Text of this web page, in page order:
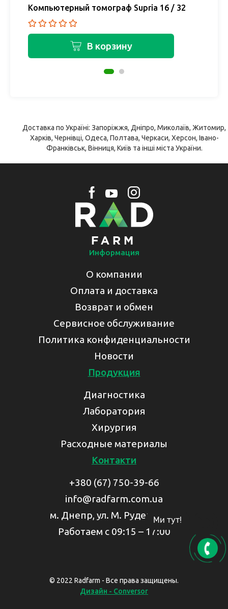
Компьютерный томограф Supria 16 / 32
В корзину
Доставка по Україні: Запоріжжя, Дніпро, Миколаїв, Житомир,
Харків, Чернівці, Одеса, Полтава, Черкаси, Херсон, Івано-
Франківськ, Вінниця, Київ та інші міста України.
Информация
О компании
Оплата и доставка
Возврат и обмен
Сервисное обслуживание
Политика конфиденциальности
Новости
Продукция
Диагностика
Лаборатория
Хирургия
Расходные материалы
Контакти
+380 (67) 750-39-66
info@radfarm.com.ua
м. Днепр, ул. М. Руденко, 53
Работаем с 09:15 – 17:00
© 2022 Radfarm - Все права защищены.
Дизайн - Conversor
Ми тут!